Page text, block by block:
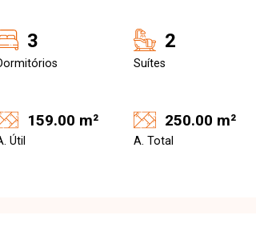
3 2
Suítes
159.00 m²
Útil
250.00 m²
A. Total